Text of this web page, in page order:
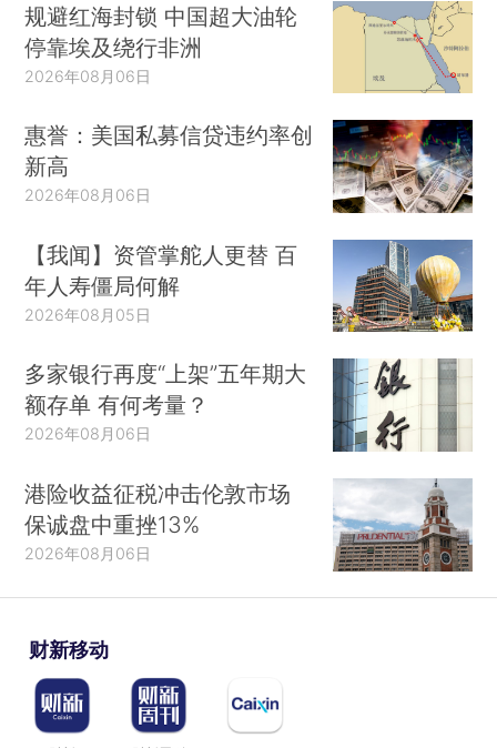
规避红海封锁 中国超大油轮
停靠埃及绕行非洲
2026年08月06日
惠誉：美国私募信贷违约率创
新高
2026年08月06日
【我闻】资管掌舵人更替 百
年人寿僵局何解
2026年08月05日
多家银行再度“上架”五年期大
额存单 有何考量？
2026年08月06日
港险收益征税冲击伦敦市场
保诚盘中重挫13%
2026年08月06日
财新移动